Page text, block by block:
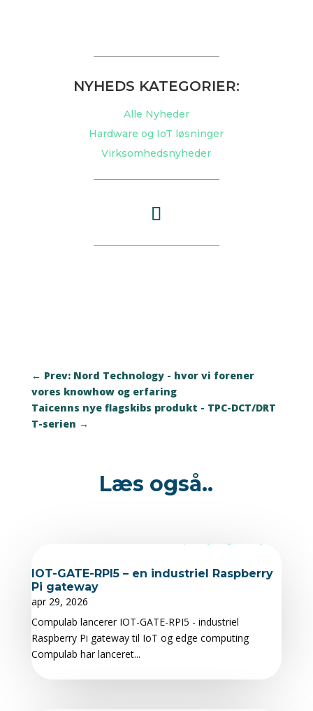
NYHEDS KATEGORIER:
Alle Nyheder
Hardware og IoT løsninger
Virksomhedsnyheder
← Prev: Nord Technology - hvor vi forener
vores knowhow og erfaring
Taicenns nye flagskibs produkt - TPC-DCT/DRT
T-serien →
Læs også..
IOT-GATE-RPI5 – en industriel Raspberry
Pi gateway
apr 29, 2026
Compulab lancerer IOT-GATE-RPI5 - industriel
Raspberry Pi gateway til IoT og edge computing
Compulab har lanceret...